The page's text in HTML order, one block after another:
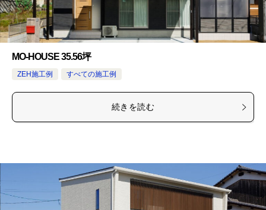
MO-HOUSE 35.56坪
ZEH施工例 すべての施工例
続きを読む